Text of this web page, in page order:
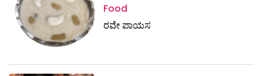
Food
ರವೇ ಪಾಯಸ